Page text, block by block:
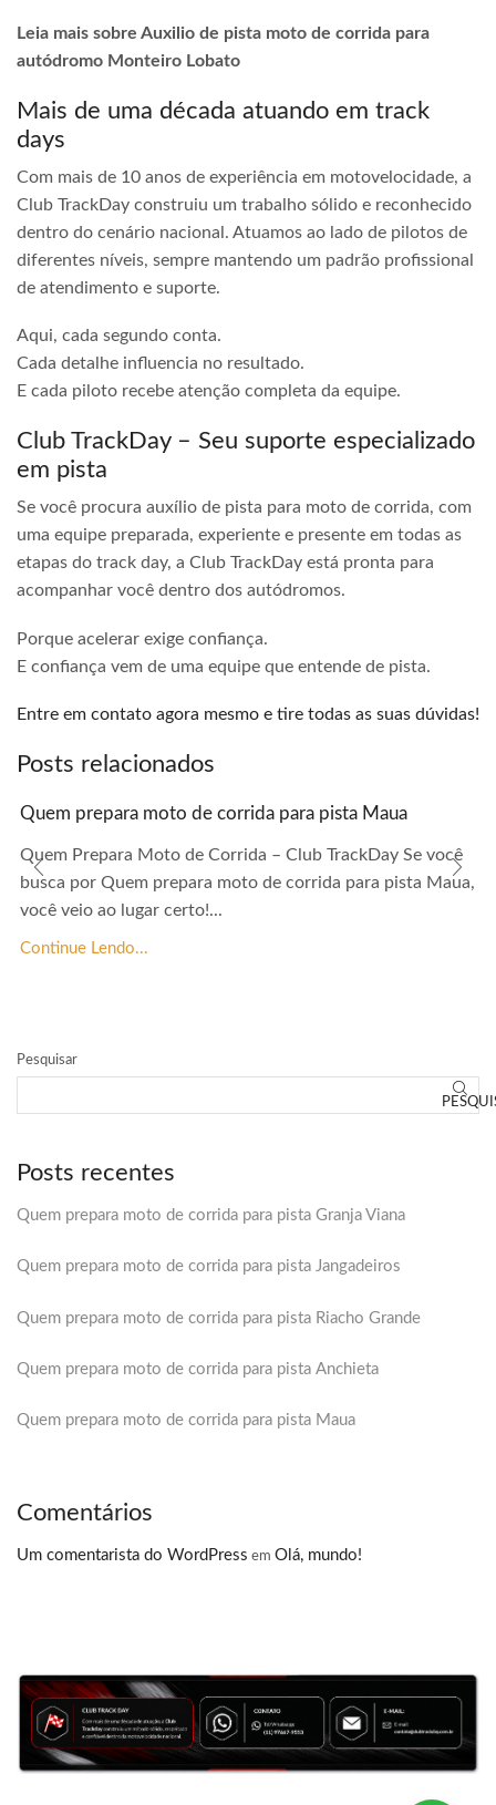
Leia mais sobre Auxilio de pista moto de corrida para
autódromo Monteiro Lobato
Mais de uma década atuando em track
days
Com mais de 10 anos de experiência em motovelocidade, a
Club TrackDay construiu um trabalho sólido e reconhecido
dentro do cenário nacional. Atuamos ao lado de pilotos de
diferentes níveis, sempre mantendo um padrão profissional
de atendimento e suporte.
Aqui, cada segundo conta.
Cada detalhe influencia no resultado.
E cada piloto recebe atenção completa da equipe.
Club TrackDay – Seu suporte especializado
em pista
Se você procura auxílio de pista para moto de corrida, com
uma equipe preparada, experiente e presente em todas as
etapas do track day, a Club TrackDay está pronta para
acompanhar você dentro dos autódromos.
Porque acelerar exige confiança.
E confiança vem de uma equipe que entende de pista.
Entre em contato agora mesmo e tire todas as suas dúvidas!
Posts relacionados
Quem prepara moto de corrida para pista Maua
Quem Prepara Moto de Corrida – Club TrackDay Se você
busca por Quem prepara moto de corrida para pista Maua,
você veio ao lugar certo!...
Continue Lendo...
Pesquisar
Posts recentes
Quem prepara moto de corrida para pista Granja Viana
Quem prepara moto de corrida para pista Jangadeiros
Quem prepara moto de corrida para pista Riacho Grande
Quem prepara moto de corrida para pista Anchieta
Quem prepara moto de corrida para pista Maua
Comentários
Um comentarista do WordPress em Olá, mundo!